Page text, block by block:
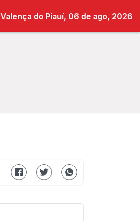
Valença do Piauí, 06 de ago, 2026